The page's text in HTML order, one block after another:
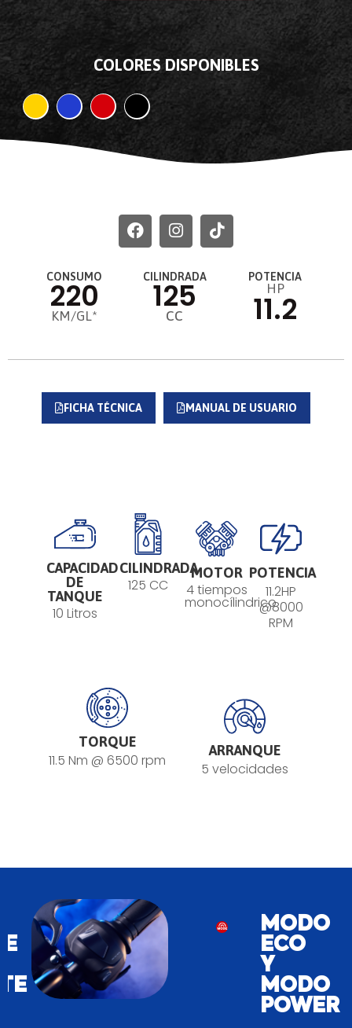
COLORES DISPONIBLES
CONSUMO
220
KM/GL*
CILINDRADA
125
CC
POTENCIA
HP
11.2
FICHA TÉCNICA MANUAL DE USUARIO
CAPACIDAD
DE
TANQUE
10 Litros
CILINDRADA
125 CC
MOTOR
4 tiempos
monocílindrico
POTENCIA
11.2HP
@8000
RPM
TORQUE
11.5 Nm @ 6500 rpm
ARRANQUE
5 velocidades
TFT
Cuenta con